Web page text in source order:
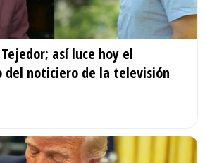
así luce hoy el
del noticiero de la televisión